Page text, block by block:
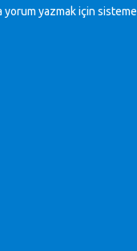
yorum yazmak için sisteme